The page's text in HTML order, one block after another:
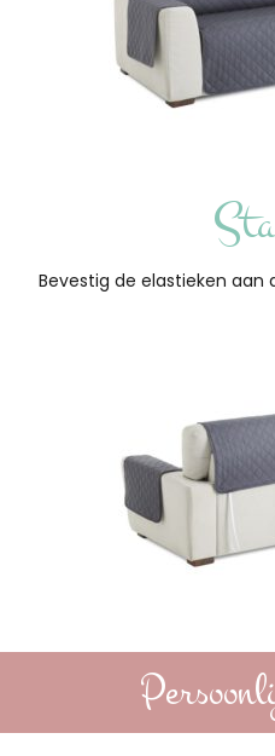
Bevestig de elastieken